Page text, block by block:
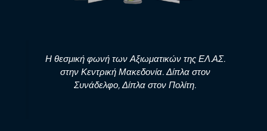
Η θεσμική φωνή των Αξιωματικών της ΕΛ.ΑΣ.
στην Κεντρική Μακεδονία. Δίπλα στον
Συνάδελφο, Δίπλα στον Πολίτη.